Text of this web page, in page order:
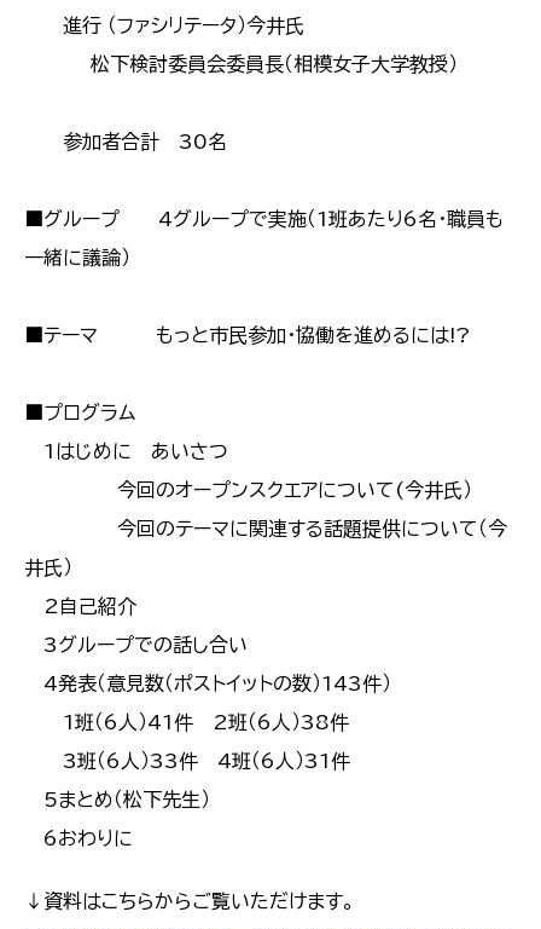
進行 （ファシリテータ）今井氏
松下検討委員会委員長（相模女子大学教授）
参加者合計 30名
■グループ 4グループで実施（1班あたり6名・職員も
一緒に議論）
■テーマ もっと市民参加・協働を進めるには!?
■プログラム
1はじめに あいさつ
今回のオープンスクエアについて(今井氏）
今回のテーマに関連する話題提供について（今
井氏）
2自己紹介
3グループでの話し合い
4発表（意見数（ポストイットの数）143件）
1班（6人）41件 2班（6人）38件
3班（6人）33件 4班（6人）31件
5まとめ（松下先生）
6おわりに
↓資料はこちらからご覧いただけます。